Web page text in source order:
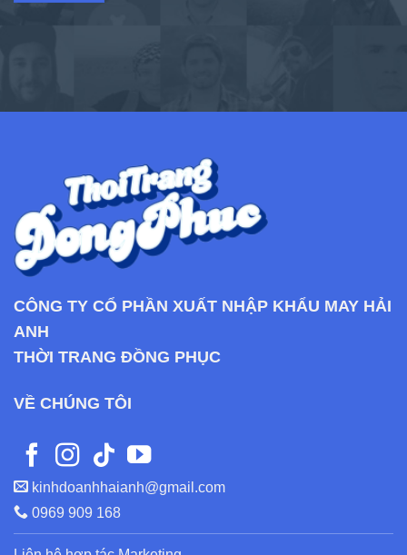
CÔNG TY CỔ PHẦN XUẤT NHẬP KHẨU MAY HẢI
ANH
THỜI TRANG ĐỒNG PHỤC
VỀ CHÚNG TÔI
kinhdoanhhaianh@gmail.com
0969 909 168